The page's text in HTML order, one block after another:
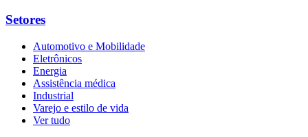
Setores
Automotivo e Mobilidade
Eletrônicos
Energia
Assistência médica
Industrial
Varejo e estilo de vida
Ver tudo